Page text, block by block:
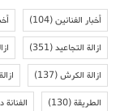
أخبار الفنانين(104)
ازالة التجاعيد(351)
ازالة الكرش(137)
الطريقة(130)